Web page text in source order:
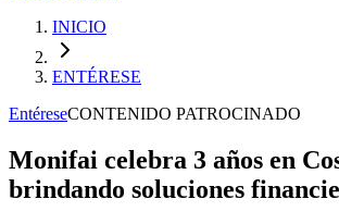
INICIO
ENTÉRESE
EntéreseCONTENIDO PATROCINADO
Monifai celebra 3 años en
brindando soluciones